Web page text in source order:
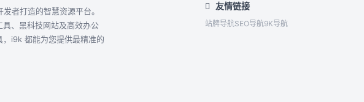
者打造的智慧资源平台。
、黑科技网站及高效办公
i9k 都能为您提供最精准的
友情链接
站牌导航SEO导航9K导航